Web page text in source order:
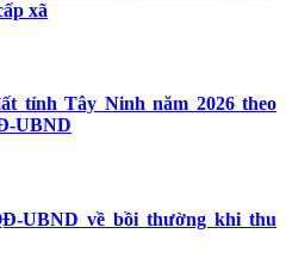
xã
tỉnh Tây Ninh năm 2026 theo
UBND
UBND về bồi thường khi thu